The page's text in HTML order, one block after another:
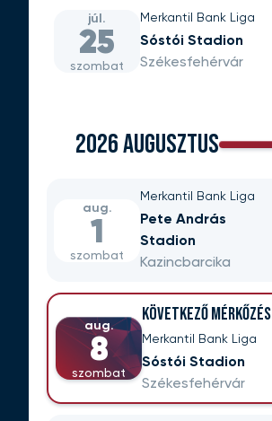
júl.
25
szombat
Merkantil Bank Liga
Sóstói Stadion
Székesfehérvár
2026 AUGUSZTUS
aug.
1
szombat
Merkantil Bank Liga
Pete András
Stadion
Kazincbarcika
aug.
8
szombat
KÖVETKEZŐ MÉRKŐZÉS
Merkantil Bank Liga
Sóstói Stadion
Székesfehérvár